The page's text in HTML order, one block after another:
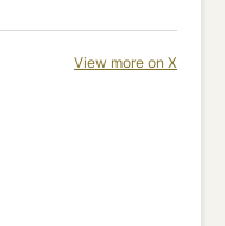
View more on X